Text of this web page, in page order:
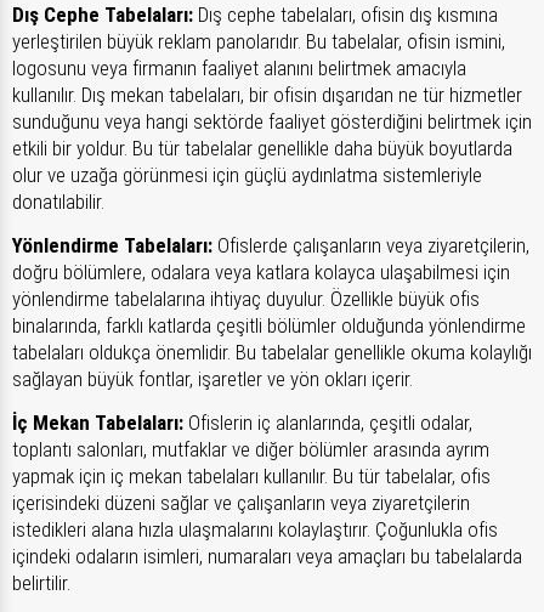
Dış Cephe Tabelaları: Dış cephe tabelaları, ofisin dış kısmına
yerleştirilen büyük reklam panolarıdır. Bu tabelalar, ofisin ismini,
logosunu veya firmanın faaliyet alanını belirtmek amacıyla
kullanılır. Dış mekan tabelaları, bir ofisin dışarıdan ne tür hizmetler
sunduğunu veya hangi sektörde faaliyet gösterdiğini belirtmek için
etkili bir yoldur. Bu tür tabelalar genellikle daha büyük boyutlarda
olur ve uzağa görünmesi için güçlü aydınlatma sistemleriyle
donatılabilir.
Yönlendirme Tabelaları: Ofislerde çalışanların veya ziyaretçilerin,
doğru bölümlere, odalara veya katlara kolayca ulaşabilmesi için
yönlendirme tabelalarına ihtiyaç duyulur. Özellikle büyük ofis
binalarında, farklı katlarda çeşitli bölümler olduğunda yönlendirme
tabelaları oldukça önemlidir. Bu tabelalar genellikle okuma kolaylığı
sağlayan büyük fontlar, işaretler ve yön okları içerir.
İç Mekan Tabelaları: Ofislerin iç alanlarında, çeşitli odalar,
toplantı salonları, mutfaklar ve diğer bölümler arasında ayrım
yapmak için iç mekan tabelaları kullanılır. Bu tür tabelalar, ofis
içerisindeki düzeni sağlar ve çalışanların veya ziyaretçilerin
istedikleri alana hızla ulaşmalarını kolaylaştırır. Çoğunlukla ofis
içindeki odaların isimleri, numaraları veya amaçları bu tabelalarda
belirtilir.